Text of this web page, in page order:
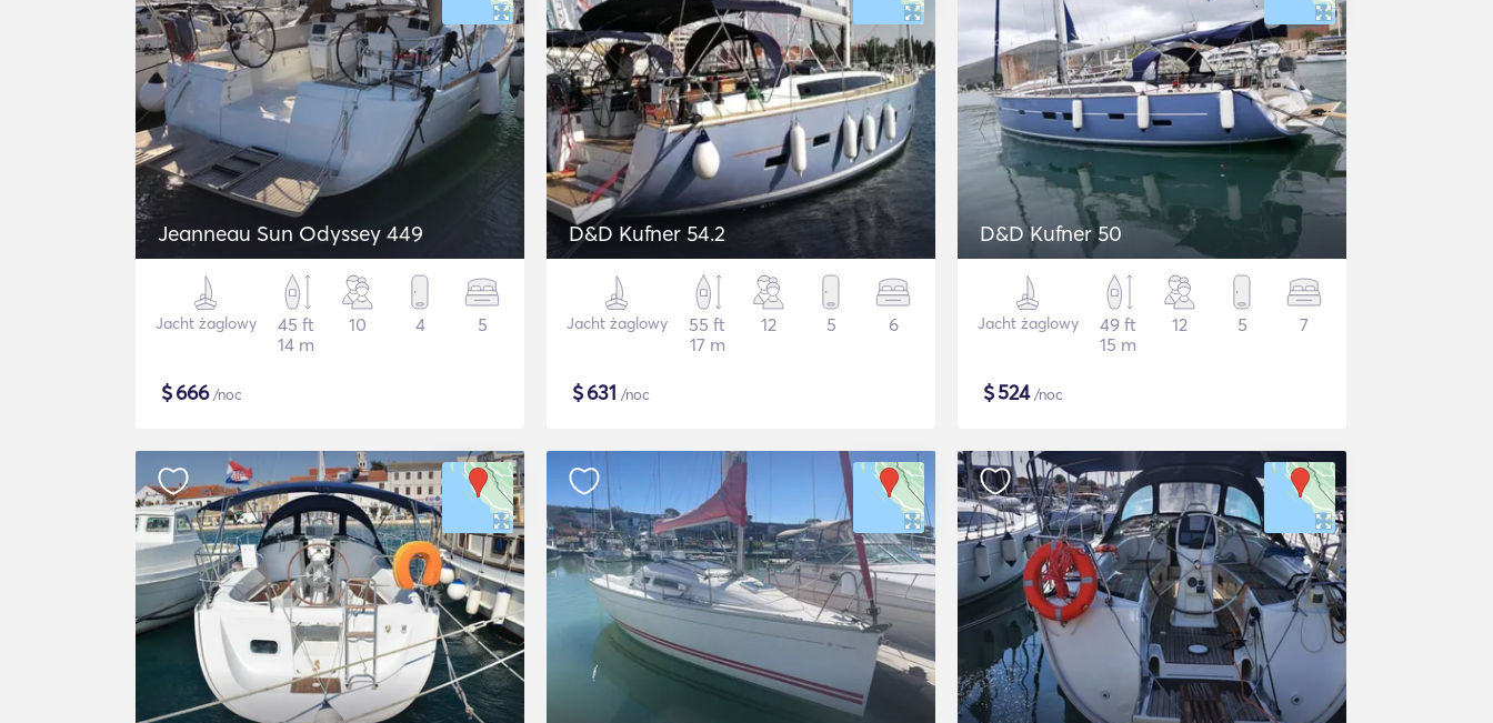
Jeanneau Sun Odyssey 449
Jacht żaglowy
45 ft
14 m
10 4 5
$666/noc
D&D Kufner 54.2
Jacht żaglowy
55 ft
17 m
12 5 6
$631 /noc
D&D Kufner 50
Jacht żaglowy
49 ft
15 m
12 5 7
$524/noc